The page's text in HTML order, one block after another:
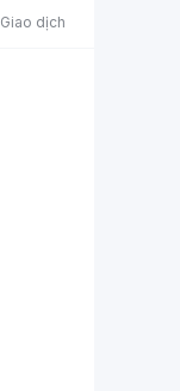
Giao dịch